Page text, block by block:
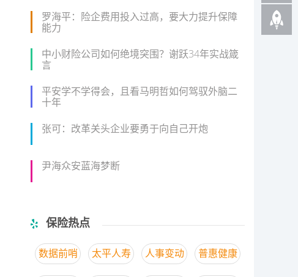
罗海平：险企费用投入过高，要大力提升保障
能力
中小财险公司如何绝境突围？谢跃34年实战箴
言
平安学不学得会，且看马明哲如何驾驭外脑二
十年
张可：改革关头企业要勇于向自己开炮
尹海众安蓝海梦断
保险热点
数据前哨 太平人寿 人事变动 普惠健康